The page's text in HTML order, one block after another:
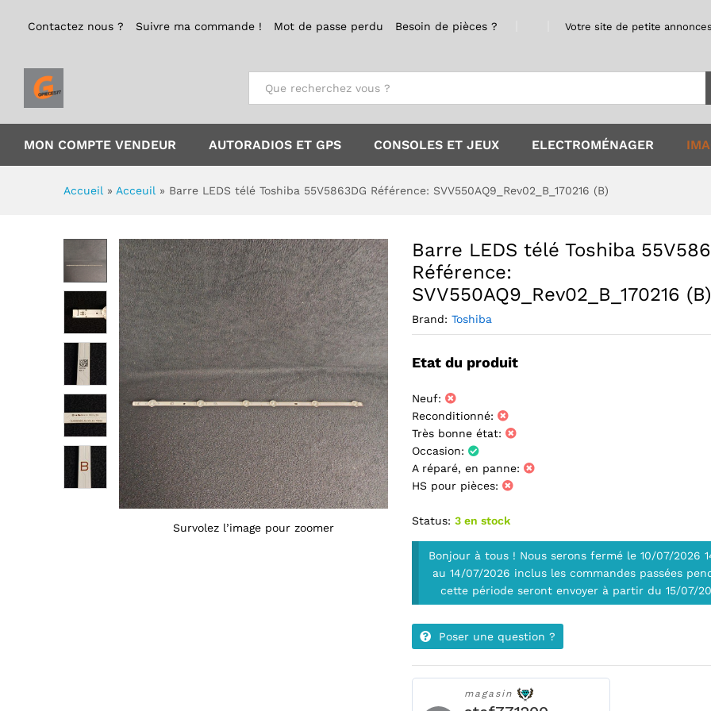
Contactez nous ? Suivre ma commande ! Mot de passe perdu Besoin de pièces ? Votre site de petite
Tout
MON COMPTE VENDEUR AUTORADIOS ET GPS CONSOLES ET JEUX ELECTROMÉNAGER
Accueil» Acceuil» Barre LEDS télé Toshiba 55V5863DG Référence: SVV550AQ9_Rev02_B_170216 (B)
Survolez l’image pour zoomer
Barre LEDS télé Toshiba
Référence:
SVV550AQ9_Rev02_B_170216 (B)
Brand: Toshiba
Etat du produit
Neuf:
Reconditionné:
Très bonne état:
Occasion:
A réparé, en panne:
HS pour pièces:
Status: 3 en stock
Bonjour à tous ! Nous serons fermé le 10/07/2026
au 14/07/2026 inclus les commandes passées
cette période seront envoyer à partir du 15/07/
Poser une question ?
magasin
Description Politiques du magasin Renseignements